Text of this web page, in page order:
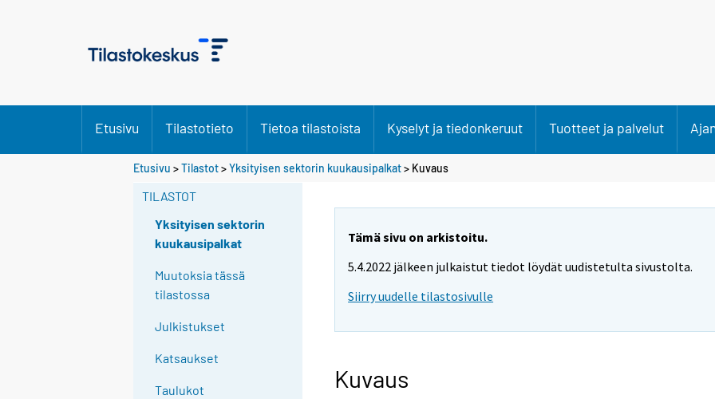
Etusivu Tilastotieto Tietoa tilastoista Kyselyt ja tiedonkeruut Tuotteet ja palvelut
Etusivu >Tilastot>Yksityisen sektorin kuukausipalkat> Kuvaus
TILASTOT
Yksityisen sektorin
kuukausipalkat
Muutoksia tässä
tilastossa
Julkistukset
Katsaukset
Taulukot
Tämä sivu on arkistoitu.
5.4.2022 jälkeen julkaistut tiedot löydät uudistetulta sivustolta.
Siirry uudelle tilastosivulle
Kuvaus